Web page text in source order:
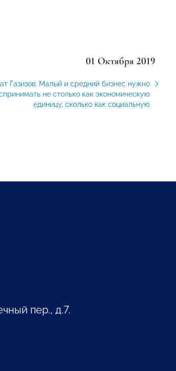
01 Октября 2019
Газизов: Малый и средний бизнес нужно
не столько как экономическую
единицу, сколько как социальную
пер., д.7.